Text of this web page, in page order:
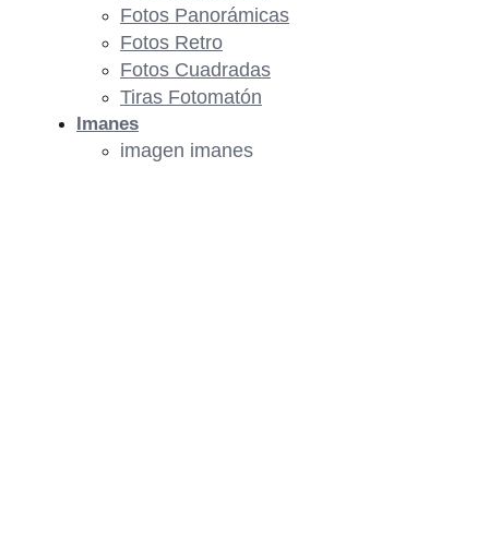
Fotos Panorámicas
Fotos Retro
Fotos Cuadradas
Tiras Fotomatón
Imanes
imagen imanes